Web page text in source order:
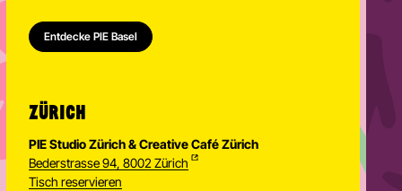
Entdecke PIE Basel
ZÜRICH
PIE Studio Zürich & Creative Café Zürich
Bederstrasse 94, 8002 Zürich
Tisch reservieren